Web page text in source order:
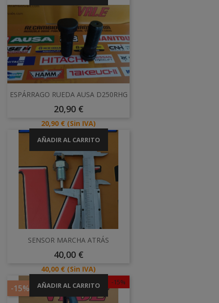
ESPÁRRAGO RUEDA AUSA D250RHG
Precio
20,90 €
Precio
20,90 € (Sin IVA)
AÑADIR AL CARRITO
SENSOR MARCHA ATRÁS
Precio
40,00 €
Precio
40,00 € (Sin IVA)
AÑADIR AL CARRITO -15%
-15%